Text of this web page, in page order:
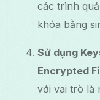
các trình
khóa bằng
Sử dụng
Encrypted
với vai trò là